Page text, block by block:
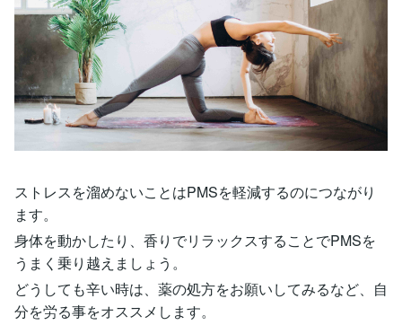
ストレスを溜めないことはPMSを軽減するのにつながり
ます。
身体を動かしたり、香りでリラックスすることでPMSを
うまく乗り越えましょう。
どうしても辛い時は、薬の処方をお願いしてみるなど、自
分を労る事をオススメします。